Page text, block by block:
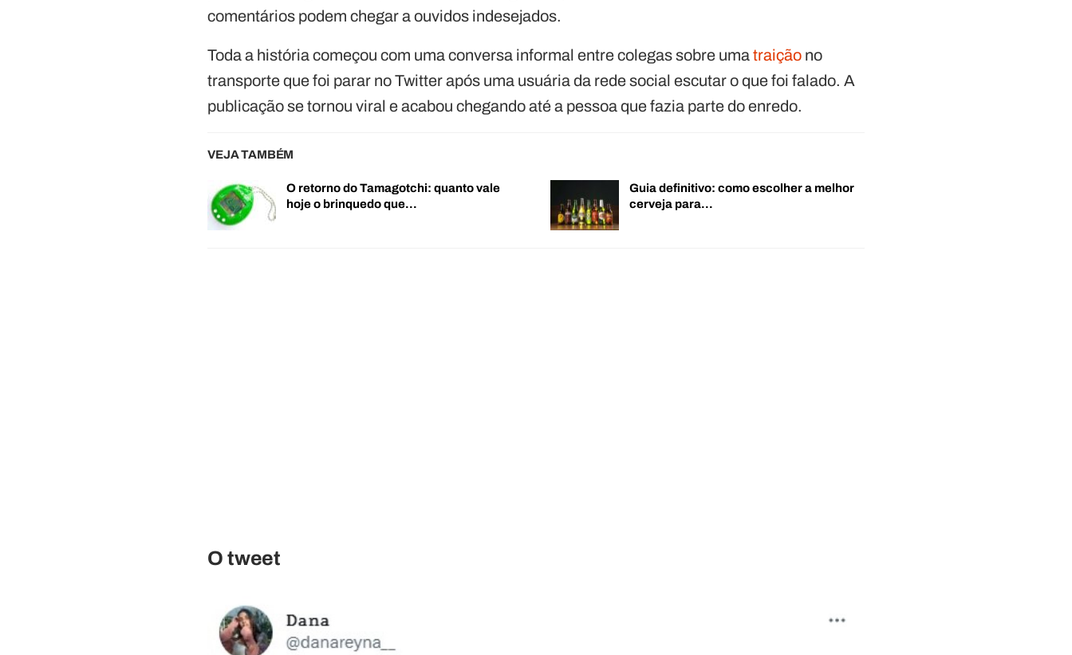
comentários podem chegar a ouvidos indesejados.
Toda a história começou com uma conversa informal entre colegas sobre umatraição no
transporte que foi parar no Twitter após uma usuária da rede social escutar o que foi falado. A
publicação se tornou viral e acabou chegando até a pessoa que fazia parte do enredo.
VEJA TAMBÉM
O retorno do Tamagotchi: quanto vale
hoje o brinquedo que…
Guia definitivo: como escolher a melhor
cerveja para…
O tweet